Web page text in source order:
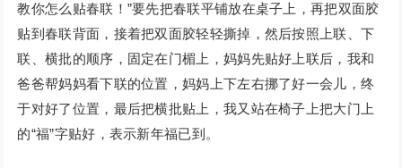
教你怎么贴春联！”要先把春联平铺放在桌子上，再把双面胶
贴到春联背面，接着把双面胶轻轻撕掉，然后按照上联、下
联、横批的顺序，固定在门楣上，妈妈先贴好上联后，我和
爸爸帮妈妈看下联的位置，妈妈上下左右挪了好一会儿，终
于对好了位置，最后把横批贴上，我又站在椅子上把大门上
的“福”字贴好，表示新年福已到。